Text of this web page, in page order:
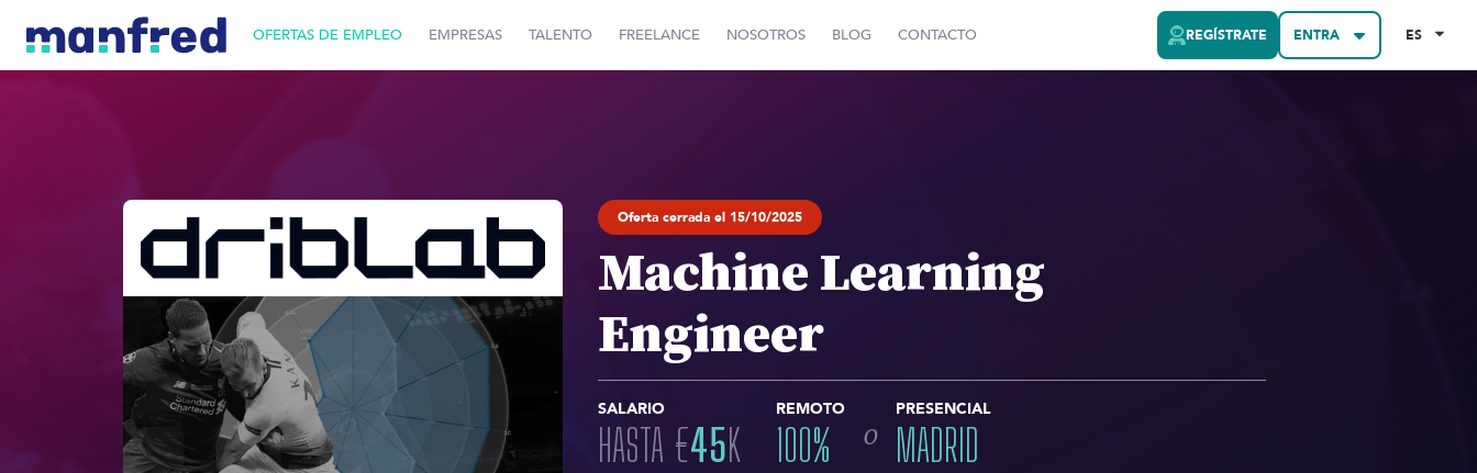
OFERTAS DE EMPLEO EMPRESAS TALENTO FREELANCE NOSOTROS BLOG CONTACTO REGÍSTRATE ENTRA ES
Oferta cerrada el 15/10/2025
Machine Learning
Engineer
SALARIO
HASTA €45K
REMOTO
100% o
PRESENCIAL
MADRID